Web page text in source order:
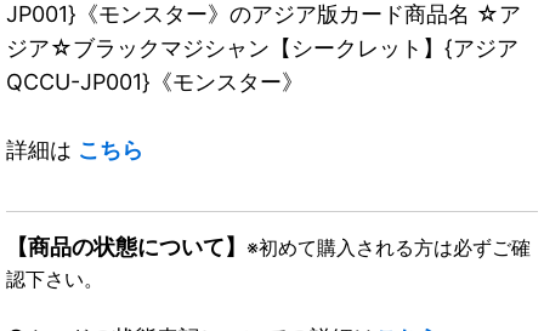
JP001}《モンスター》のアジア版カード商品名 ☆ア
ジア☆ブラックマジシャン【シークレット】{アジア
QCCU-JP001}《モンスター》
詳細は こちら
【商品の状態について】 ※初めて購入される方は必ずご確
認下さい。